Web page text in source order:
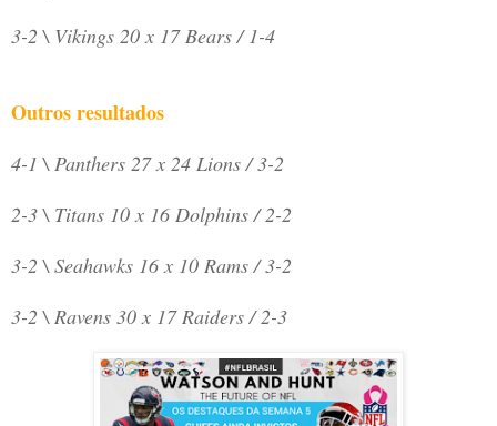
3-2 \ Vikings 20 x 17 Bears / 1-4
Outros resultados
4-1 \ Panthers 27 x 24 Lions / 3-2
2-3 \ Titans 10 x 16 Dolphins / 2-2
3-2 \ Seahawks 16 x 10 Rams / 3-2
3-2 \ Ravens 30 x 17 Raiders / 2-3